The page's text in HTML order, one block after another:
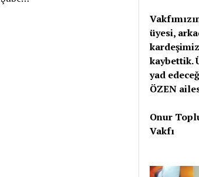
üyesi,
kaybettik.
yad
ÖZEN
Onur
Vakfı